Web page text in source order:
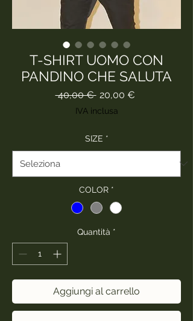
T-SHIRT UOMO CON
PANDINO CHE SALUTA
40,00 € Prezzo
regolare
20,00 €Prezzo
IVA inclusa
SIZE *
COLOR *
Quantità *
Aggiungi al carrello